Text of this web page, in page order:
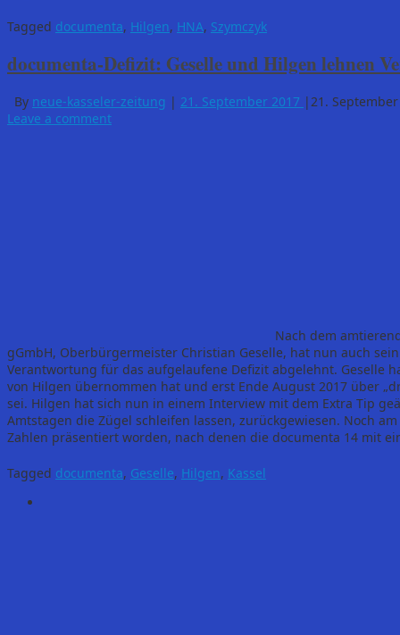
Tagged documenta, Hilgen, HNA, Szymczyk
documenta-Defizit: Geselle und Hilgen lehnen
By neue-kasseler-zeitung | 21. September 2017 | 21.
Leave a comment
Nach dem
gGmbH, Oberbürgermeister Christian Geselle, hat nun auch
Verantwortung für das aufgelaufene Defizit abgelehnt. Geselle
von Hilgen übernommen hat und erst Ende August 2017 über
sei. Hilgen hat sich nun in einem Interview mit dem Extra Tip
Amtstagen die Zügel schleifen lassen, zurückgewiesen. Noch
Zahlen präsentiert worden, nach denen die documenta 14 mit
Tagged documenta, Geselle, Hilgen, Kassel